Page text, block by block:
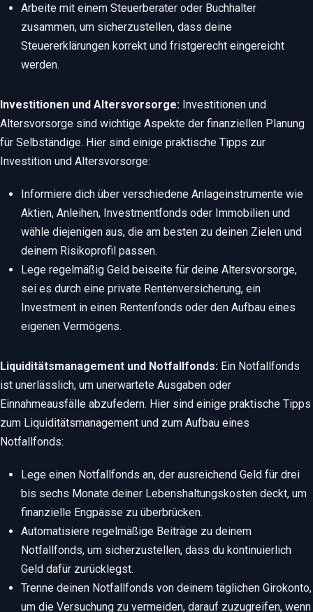
Arbeite mit einem Steuerberater oder Buchhalter
zusammen, um sicherzustellen, dass deine
Steuererklärungen korrekt und fristgerecht eingereicht
werden.
Investitionen und Altersvorsorge: Investitionen und
Altersvorsorge sind wichtige Aspekte der finanziellen Planung
für Selbständige. Hier sind einige praktische Tipps zur
Investition und Altersvorsorge:
Informiere dich über verschiedene Anlageinstrumente wie
Aktien, Anleihen, Investmentfonds oder Immobilien und
wähle diejenigen aus, die am besten zu deinen Zielen und
deinem Risikoprofil passen.
Lege regelmäßig Geld beiseite für deine Altersvorsorge,
sei es durch eine private Rentenversicherung, ein
Investment in einen Rentenfonds oder den Aufbau eines
eigenen Vermögens.
Liquiditätsmanagement und Notfallfonds: Ein Notfallfonds
ist unerlässlich, um unerwartete Ausgaben oder
Einnahmeausfälle abzufedern. Hier sind einige praktische Tipps
zum Liquiditätsmanagement und zum Aufbau eines
Notfallfonds:
Lege einen Notfallfonds an, der ausreichend Geld für drei
bis sechs Monate deiner Lebenshaltungskosten deckt, um
finanzielle Engpässe zu überbrücken.
Automatisiere regelmäßige Beiträge zu deinem
Notfallfonds, um sicherzustellen, dass du kontinuierlich
Geld dafür zurücklegst.
Trenne deinen Notfallfonds von deinem täglichen Girokonto,
um die Versuchung zu vermeiden, darauf zuzugreifen, wenn